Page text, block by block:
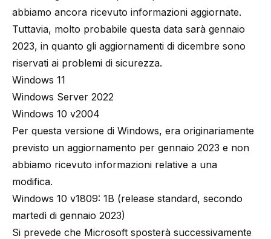
abbiamo ancora ricevuto informazioni aggiornate.
Tuttavia, molto probabile questa data sarà gennaio
2023, in quanto gli aggiornamenti di dicembre sono
riservati ai problemi di sicurezza.
Windows 11
Windows Server 2022
Windows 10 v2004
Per questa versione di Windows, era originariamente
previsto un aggiornamento per gennaio 2023 e non
abbiamo ricevuto informazioni relative a una
modifica.
Windows 10 v1809: 1B (release standard, secondo
martedì di gennaio 2023)
Si prevede che Microsoft sposterà successivamente